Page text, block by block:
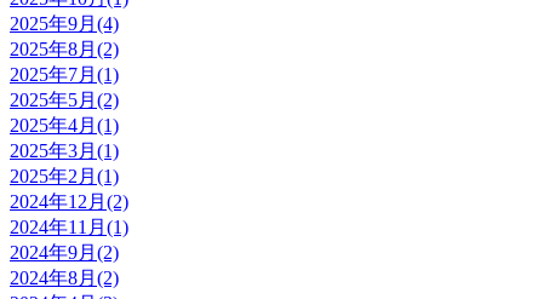
2025年9月(4)
2025年8月(2)
2025年7月(1)
2025年5月(2)
2025年4月(1)
2025年3月(1)
2025年2月(1)
2024年12月(2)
2024年11月(1)
2024年9月(2)
2024年8月(2)